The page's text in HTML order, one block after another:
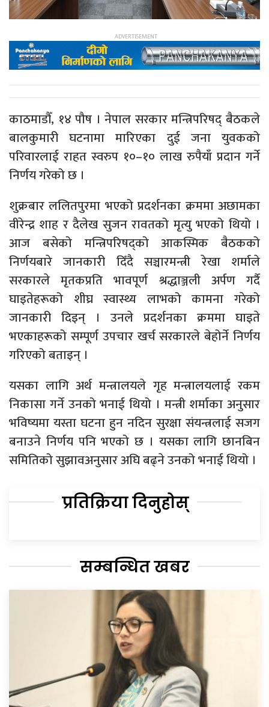
काठमाडौँ, १४ पौष । नेपाल सरकार मन्त्रिपरिषद् बैठकले
बालकुमारी घटनामा मारिएका दुई जना युवकको
परिवारलाई राहत स्वरुप १०–१० लाख रुपैयाँ प्रदान गर्ने
निर्णय गरेको छ ।
शुक्रबार ललितपुरमा भएको प्रदर्शनका क्रममा अछामका
वीरेन्द्र शाह र दैलेख सुजन रावतको मृत्यु भएको थियो ।
आज बसेको मन्त्रिपरिषद्को आकस्मिक बैठकको
निर्णयबारे जानकारी दिँदै सञ्चारमन्त्री रेखा शर्माले
सरकारले मृतकप्रति भावपूर्ण श्रद्धाञ्जली अर्पण गर्दै
घाइतेहरूको शीघ्र स्वास्थ्य लाभको कामना गरेको
जानकारी दिइन् । उनले प्रदर्शनका क्रममा घाइते
भएकाहरूको सम्पूर्ण उपचार खर्च सरकारले बेहोर्ने निर्णय
गरिएको बताइन् ।
यसका लागि अर्थ मन्त्रालयले गृह मन्त्रालयलाई रकम
निकासा गर्ने उनको भनाई थियो । मन्त्री शर्माका अनुसार
भविष्यमा यस्ता घटना हुन नदिन सुरक्षा संयन्त्रलाई सजग
बनाउने निर्णय पनि भएको छ । यसका लागि छानबिन
समितिको सुझावअनुसार अघि बढ्ने उनको भनाई थियो ।
प्रतिक्रिया दिनुहोस्
सम्बन्धित खबर